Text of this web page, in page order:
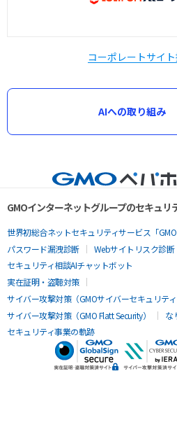
コーポレートサイト
AIへの取り組み
GMOインターネットグループのセキュリ
世界初総合ネットセキュリティサービス「GMO
パスワード漏洩診断
Webサイトリスク診断
セキュリティ相談AIチャットボット
実在証明・盗聴対策
サイバー攻撃対策（GMOサイバーセキュリティ
サイバー攻撃対策（GMO Flatt Security）
な
セキュリティ事業の軌跡